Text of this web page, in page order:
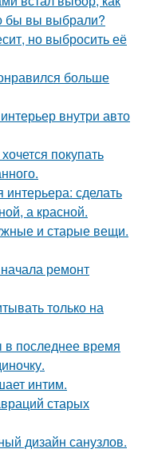
бы вы выбрали?
но выбросить её
больше
внутри авто
покупать
сделать
а красной.
и старые вещи.
ремонт
только на
последнее время
интим.
старых
дизайн санузлов.